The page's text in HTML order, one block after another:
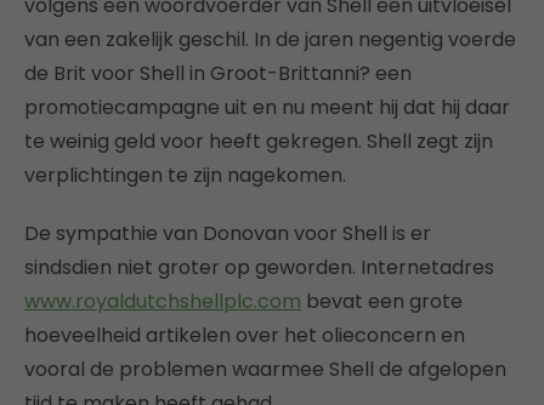
van een zakelijk geschil. In de jaren negentig voerde
de Brit voor Shell in Groot-Brittanni? een
promotiecampagne uit en nu meent hij dat hij daar
te weinig geld voor heeft gekregen. Shell zegt zijn
verplichtingen te zijn nagekomen.
De sympathie van Donovan voor Shell is er
sindsdien niet groter op geworden. Internetadres
www.royaldutchshellplc.com bevat een grote
hoeveelheid artikelen over het olieconcern en
vooral de problemen waarmee Shell de afgelopen